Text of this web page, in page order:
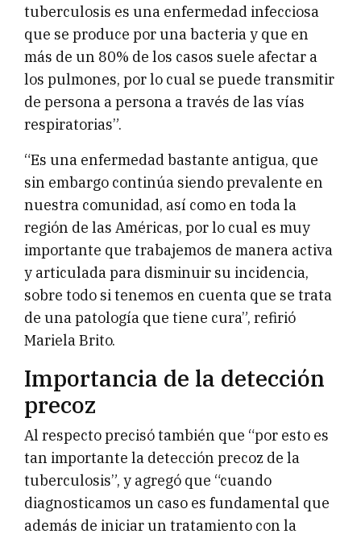
tuberculosis es una enfermedad infecciosa
que se produce por una bacteria y que en
más de un 80% de los casos suele afectar a
los pulmones, por lo cual se puede transmitir
de persona a persona a través de las vías
respiratorias”.
“Es una enfermedad bastante antigua, que
sin embargo continúa siendo prevalente en
nuestra comunidad, así como en toda la
región de las Américas, por lo cual es muy
importante que trabajemos de manera activa
y articulada para disminuir su incidencia,
sobre todo si tenemos en cuenta que se trata
de una patología que tiene cura”, refirió
Mariela Brito.
Importancia de la detección
precoz
Al respecto precisó también que “por esto es
tan importante la detección precoz de la
tuberculosis”, y agregó que “cuando
diagnosticamos un caso es fundamental que
además de iniciar un tratamiento con la